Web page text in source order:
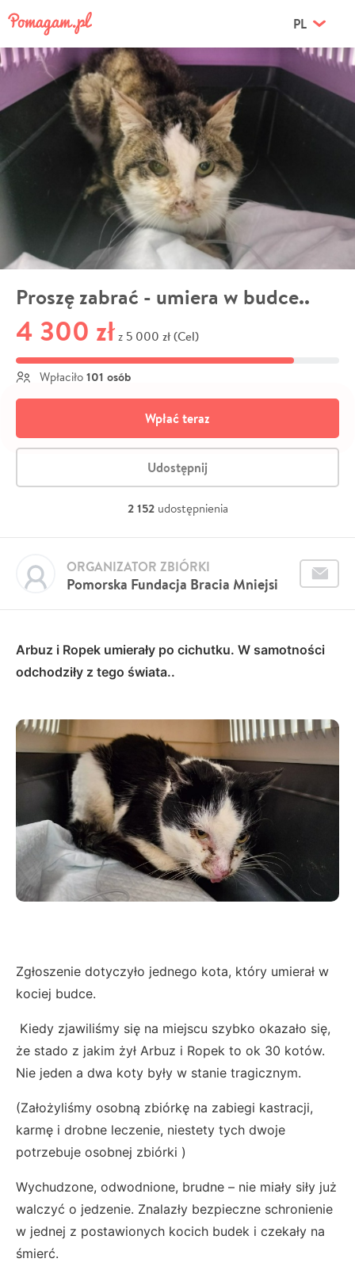
PL
Proszę zabrać - umiera w budce..
4 300 zł z 5 000 zł (Cel)
Wpłaciło 101 osób
Wpłać teraz
Udostępnij
2 152 udostępnienia
Pomorska Fundacja Bracia Mniejsi
ORGANIZATOR ZBIÓRKI
Arbuz i Ropek umierały po cichutku. W samotności
odchodziły z tego świata..
Zgłoszenie dotyczyło jednego kota, który umierał w
kociej budce.
Kiedy zjawiliśmy się na miejscu szybko okazało się,
że stado z jakim żył Arbuz i Ropek to ok 30 kotów.
Nie jeden a dwa koty były w stanie tragicznym.
(Założyliśmy osobną zbiórkę na zabiegi kastracji,
karmę i drobne leczenie, niestety tych dwoje
potrzebuje osobnej zbiórki )
Wychudzone, odwodnione, brudne – nie miały siły już
walczyć o jedzenie. Znalazły bezpieczne schronienie
w jednej z postawionych kocich budek i czekały na
śmierć.